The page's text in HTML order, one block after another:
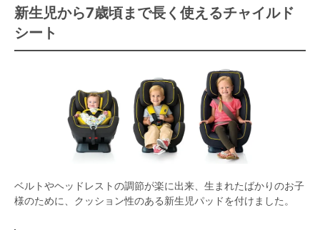
新生児から7歳頃まで長く使えるチャイルド
シート
ベルトやヘッドレストの調節が楽に出来、生まれたばかりのお子
様のために、クッション性のある新生児パッドを付けました。